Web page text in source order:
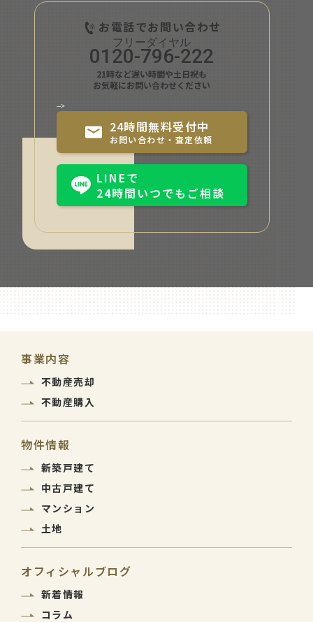
お電話でお問い合わせ
0120-796-222
21時など遅い時間や土日祝も
お気軽にお問い合わせください
-->
24時間無料受付中
お問い合わせ・査定依頼
LINEで
24時間いつでもご相談
事業内容
不動産売却
不動産購入
物件情報
新築戸建て
中古戸建て
マンション
土地
オフィシャルブログ
新着情報
コラム